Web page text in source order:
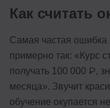
Как считать
Самая частая ошибка
примерно так: «Курс
получать 100 000 ₽,
месяца». Звучит
обучение окупается